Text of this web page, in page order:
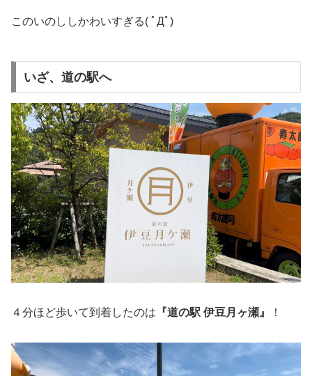
このいのししかわいすぎる( ﾟДﾟ)
いざ、道の駅へ
４分ほど歩いて到着したのは 『道の駅 伊豆月ヶ瀬』 ！